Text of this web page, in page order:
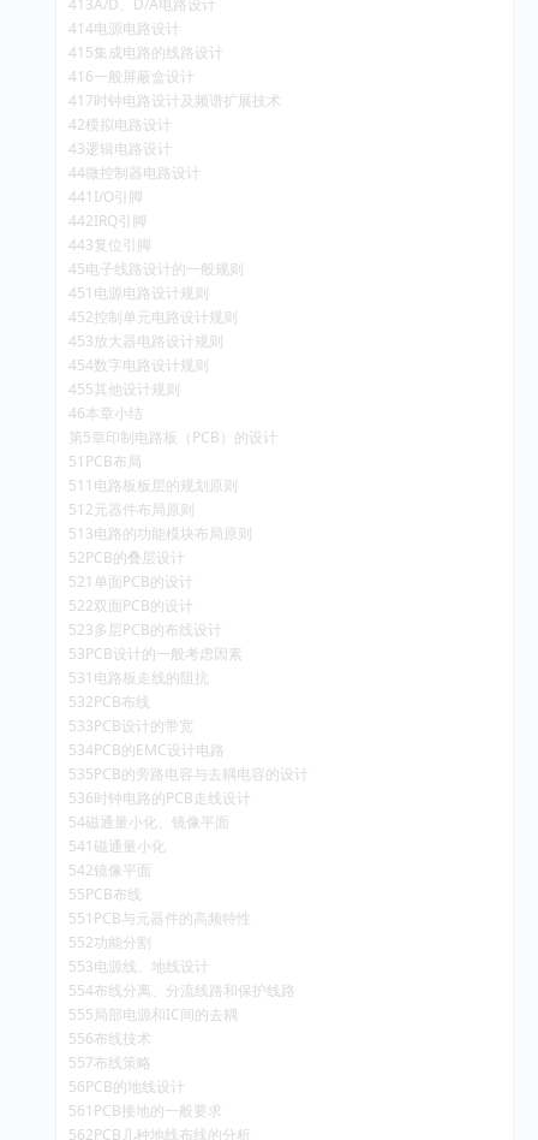
413A/D、D/A电路设计
414电源电路设计
415集成电路的线路设计
416一般屏蔽盒设计
417时钟电路设计及频谱扩展技术
42模拟电路设计
43逻辑电路设计
44微控制器电路设计
441I/O引脚
442IRQ引脚
443复位引脚
45电子线路设计的一般规则
451电源电路设计规则
452控制单元电路设计规则
453放大器电路设计规则
454数字电路设计规则
455其他设计规则
46本章小结
第5章印制电路板（PCB）的设计
51PCB布局
511电路板板层的规划原则
512元器件布局原则
513电路的功能模块布局原则
52PCB的叠层设计
521单面PCB的设计
522双面PCB的设计
523多层PCB的布线设计
53PCB设计的一般考虑因素
531电路板走线的阻抗
532PCB布线
533PCB设计的带宽
534PCB的EMC设计电路
535PCB的旁路电容与去耦电容的设计
536时钟电路的PCB走线设计
54磁通量小化、镜像平面
541磁通量小化
542镜像平面
55PCB布线
551PCB与元器件的高频特性
552功能分割
553电源线、地线设计
554布线分离、分流线路和保护线路
555局部电源和IC间的去耦
556布线技术
557布线策略
56PCB的地线设计
561PCB接地的一般要求
562PCB几种地线布线的分析